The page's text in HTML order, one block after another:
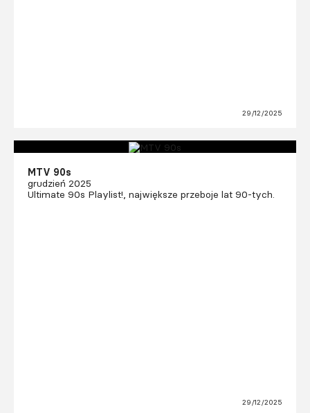
29/12/2025
MTV 90s
grudzień 2025
Ultimate 90s Playlist!, największe przeboje lat 90-tych.
29/12/2025